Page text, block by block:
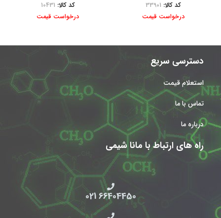
کد کالا: 33901
درخواست قیمت
کد کالا: 10431
درخواست قیمت
دسترسی سریع
استعلام قیمت
تماس با ما
درباره ما
راه های ارتباط با مانا شیمی
66404450 021